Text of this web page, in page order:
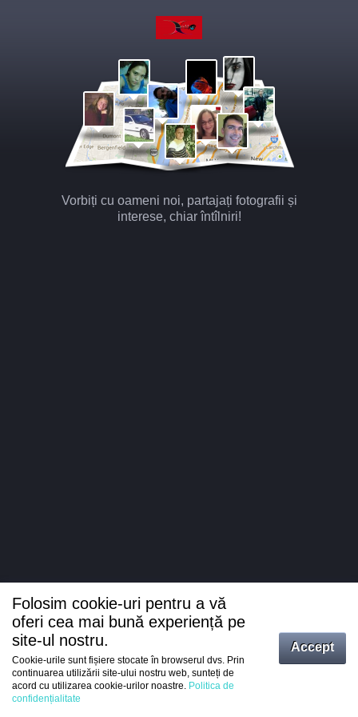
Vorbiți cu oameni noi, partajați fotografii și
interese, chiar întîlniri!
Intrați
Folosim cookie-uri pentru a vă
oferi cea mai bună experiență pe
site-ul nostru.
Cookie-urile sunt fișiere stocate în browserul dvs. Prin
continuarea utilizării site-ului nostru web, sunteți de
acord cu utilizarea cookie-urilor noastre. Politica de
confidențialitate
Accept